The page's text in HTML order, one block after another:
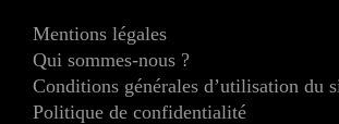
Mentions légales
Qui sommes-nous ?
Conditions générales d’utilisation du
Politique de confidentialité